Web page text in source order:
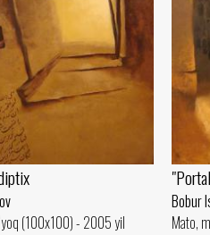
(100x100) - 2005 yil
Bobur
Mato,